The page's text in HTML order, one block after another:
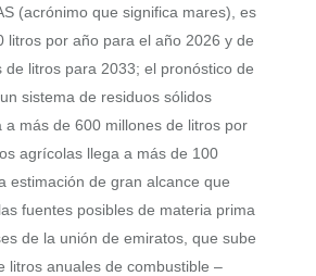
(acrónimo que significa mares), es
litros por año para el año 2026 y de
de litros para 2033; el pronóstico de
sistema de residuos sólidos
a más de 600 millones de litros por
agrícolas llega a más de 100
estimación de gran alcance que
fuentes posibles de materia prima
de la unión de emiratos, que sube
litros anuales de combustible –